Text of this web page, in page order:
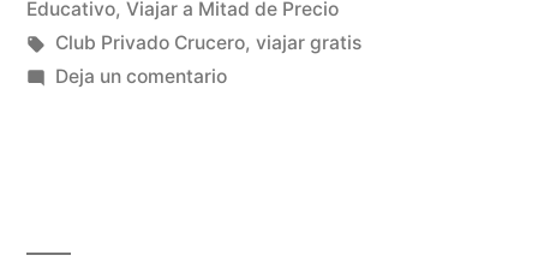
en
Educativo, Viajar a Mitad de Precio
Etiquetas:
Club Privado Crucero, viajar gratis
Deja un comentarioen